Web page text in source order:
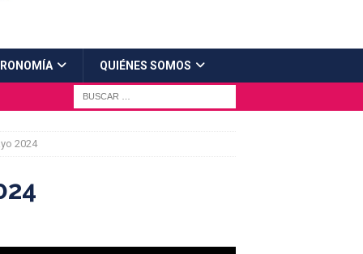
QUIÉNES SOMOS
2024